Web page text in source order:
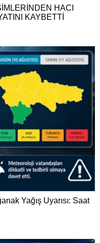
HACI
KAYBETTİ
Yağış Uyarısı: Saat